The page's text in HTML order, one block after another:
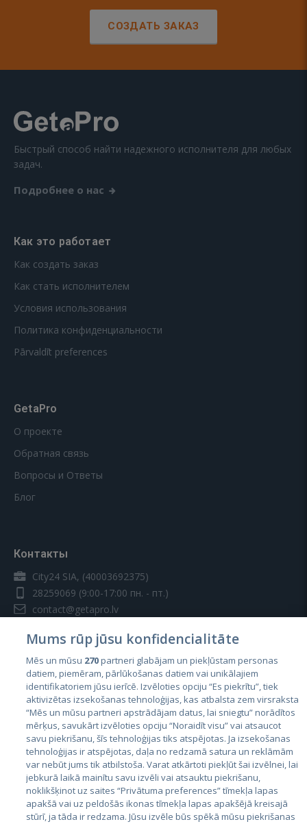
СОЗДАТЬ ЗАКАЗ
Быстрый способ найти надежного исполнителя для любых
задач.
Подробнее о нас
Как это работает
Как создать заказ
Как стать исполнителем
Условия использования
Политика конфиденциальности
Pārvaldīt preferences
GetaPro
О проекте
Обратная связь
Вопросы и Ответы
Блог
Контакты
City24 SIA, (40003692375)
28259069 (9:00-17:00 пн. - пт.)
contact@getapro.lv
Страны
Эстония
Латвия
Литва
Mums rūp jūsu konfidencialitāte
Mēs un mūsu 270partneri glabājam un piekļūstam personas
datiem, piemēram, pārlūkošanas datiem vai unikālajiem
identifikatoriem jūsu ierīcē. Izvēloties opciju “Es piekrītu”, tiek
aktivizētas izsekošanas tehnoloģijas, kas atbalsta zem virsraksta
“Mēs un mūsu partneri apstrādājam datus, lai sniegtu” norādītos
mērķus, savukārt izvēloties opciju “Noraidīt visu” vai atsaucot
savu piekrišanu, šīs tehnoloģijas tiks atspējotas. Ja izsekošanas
tehnoloģijas ir atspējotas, daļa no redzamā satura un reklāmām
var nebūt jums tik atbilstoša. Varat atkārtoti piekļūt šai izvēlnei, lai
jebkurā laikā mainītu savu izvēli vai atsauktu piekrišanu,
noklikšķinot uz saites “Privātuma preferences” tīmekļa lapas
apakšā vai uz peldošās ikonas tīmekļa lapas apakšējā kreisajā
stūrī, ja tāda ir redzama. Jūsu izvēle būs spēkā mūsu piekrišanas